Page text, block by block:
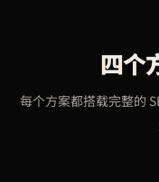
四个
每个方案都搭载完整的